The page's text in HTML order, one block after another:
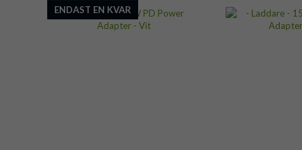
ENDAST EN KVAR